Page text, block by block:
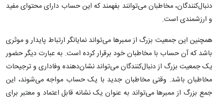
دنبال‌کنندگان، مخاطبان می‌توانند بفهمند که این حساب دارای محتوای مفید
و ارزشمندی است.
همچنین این جمعیت بزرگ از ممبرها می‌تواند نمایانگر ارتباط پایدار و موثری
باشد که آن حساب با مخاطبان خود برقرار کرده است. به عبارت دیگر حضور
یک جمعیت بزرگ از دنبال‌کنندگان می‌تواند نشان‌دهنده وفاداری و ترجیحات
مخاطبان باشد. وقتی مخاطبان جدید با یک حساب مواجه می‌شوند، این
جمع بزرگ از ممبرها می‌تواند به عنوان یک نشانه قابل اعتماد و معتبر برای